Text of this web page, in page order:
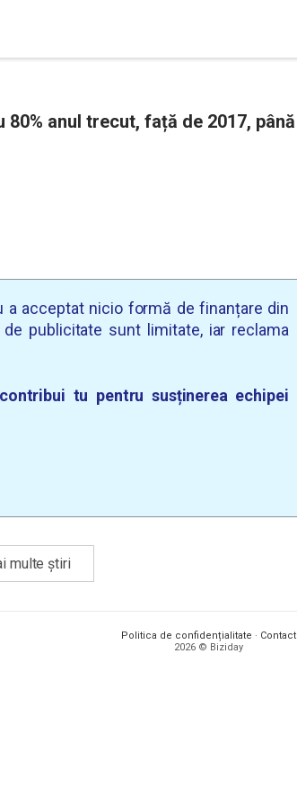
anul trecut, față de 2017, până
a acceptat nicio formă de finanțare din
publicitate sunt limitate, iar reclama
tu pentru susținerea echipei
multe știri
Politica de confidențialitate · Contact
2026 © Biziday